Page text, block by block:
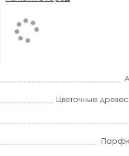
Цветочные